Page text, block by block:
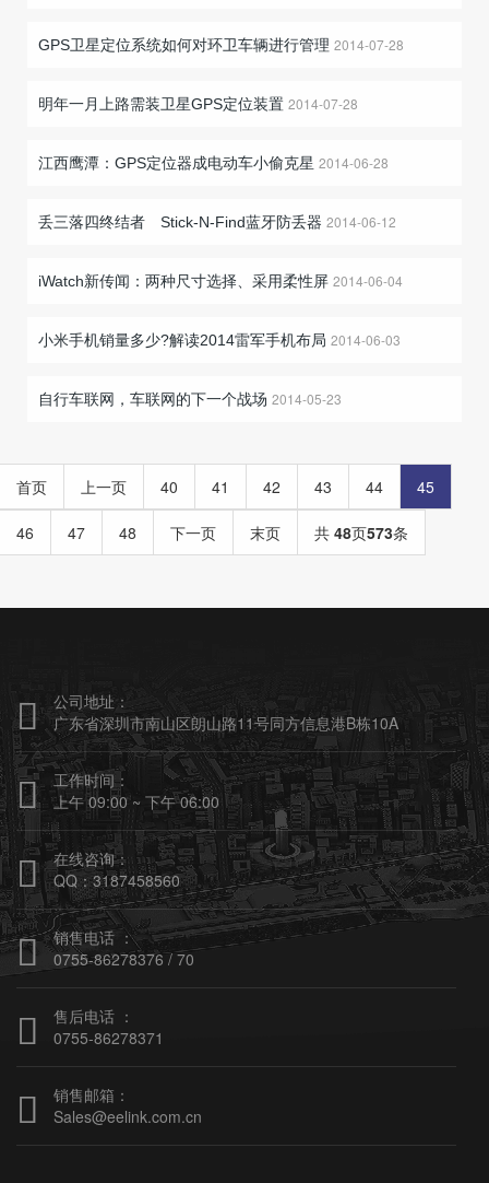
GPS卫星定位系统如何对环卫车辆进行管理 2014-07-28
明年一月上路需装卫星GPS定位装置 2014-07-28
江西鹰潭：GPS定位器成电动车小偷克星 2014-06-28
丢三落四终结者 Stick-N-Find蓝牙防丢器 2014-06-12
iWatch新传闻：两种尺寸选择、采用柔性屏 2014-06-04
小米手机销量多少?解读2014雷军手机布局 2014-06-03
自行车联网，车联网的下一个战场 2014-05-23
首页 上一页 40 41 42 43 44 45
46 47 48 下一页 末页 共 48页573条

公司地址：
广东省深圳市南山区朗山路11号同方信息港B栋10A

工作时间：
上午 09:00 ~ 下午 06:00

在线咨询：
QQ：3187458560

销售电话 ：
0755-86278376 / 70

售后电话 ：
0755-86278371

销售邮箱：
Sales@eelink.com.cn